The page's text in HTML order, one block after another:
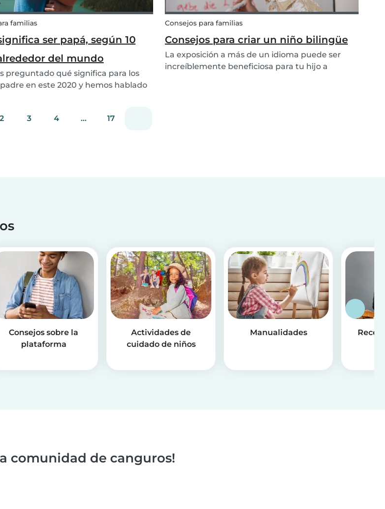
familias
ser papá, según 10
del mundo
preguntado qué significa para los
en este 2020 y hemos hablado
Consejos para familias
Consejos para criar un niño bilingüe
La exposición a más de un idioma puede ser
increíblemente beneficiosa para tu hijo a
2 3 4 ... 17
Consejos sobre la
plataforma
Actividades de
cuidado de niños
Manualidades
comunidad de canguros!